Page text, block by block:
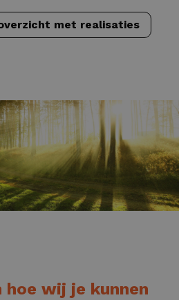
met realisaties
wij je kunnen